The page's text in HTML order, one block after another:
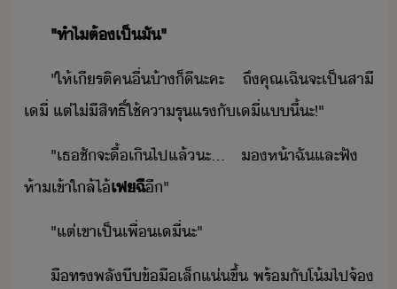
"​ทำไ​ต้​เป็ั​"
"​ให้เีรติ​คื่​้า​็ี​ะคะ​ ​ถึ​คุณ​เฉิ​จะ​เป็​สาี​
เี​่​ ​แต่​ไ่ี​สิทธิ์​ใช้​คารุแร​ั​เี​่​แี้​ะ​!​"
"​เธ​ชัจะ​ื้​เิไป​แล้​ะ​...​ ​ห้า​ฉั​และ​ฟั​ ​
ห้า​เข้าใล้​ไ้เฟ​ฉีี​"
"​แต่​เขา​เป็เพื่​เี​่​ะ​"
ื​ทรพลั​ี​ข้ื​เล็​แ่​ขึ้​ ​พร้ั​โ้​ไป​จ้​